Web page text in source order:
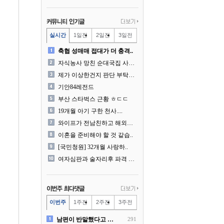
실시간 1일전 2일전 3일전
축협 성매매 접대가 더 충격..
자식농사 망친 순대국집 사장..
제가 이상한건지 판단 부탁드..
기안84레전드
부산 스타벅스 근황 ㅎㄷㄷ
19개월 아기 구한 천사....
와이프가 전남친하고 해외여행..
이혼을 준비해야 할 것 같습..
[국민청원] 32개월 사랑하..
여자심판과 술자리후 파격 승..
이번주 1주전 2주전 3주전
남편이 반말했다고 똑같이 반.. 291